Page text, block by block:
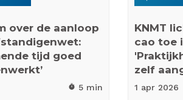
over de aanloop
tijd goed
timer 5 min
KNMT
cao toe
zelf
1 apr 2026